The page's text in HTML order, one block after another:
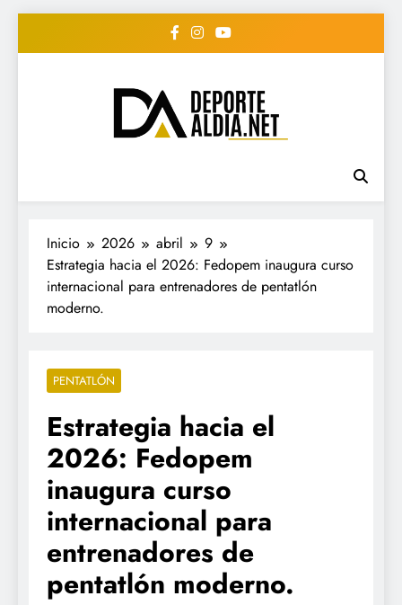
• DEPORTE AL DIA •
"Periodico Deportivo
Digital"
#deportealdiard #deportealdiaperiodico
Inicio 2026 abril
9
Estrategia hacia el 2026: Fedopem inaugura curso
internacional para entrenadores de pentatlón
moderno.
PENTATLÓN
Estrategia hacia el
2026: Fedopem
inaugura curso
internacional para
entrenadores de
pentatlón moderno.